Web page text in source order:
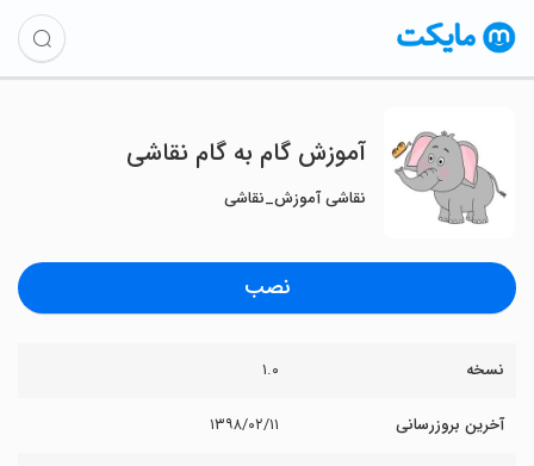
آموزش گام به گام نقاشی
نقاشی آموزش_نقاشی
نصب
نسخه ۱.۰
آخرین بروزرسانی ۱۳۹۸/۰۲/۱۱